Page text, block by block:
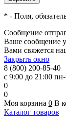
* - Поля,
Сообщение
Ваше сообщение
Вами свяжется
Закрыть окно
8 (800) 200-85-40
с 9:00 до 21:00
0
0
Моя корзина 0 В
Каталог товаров